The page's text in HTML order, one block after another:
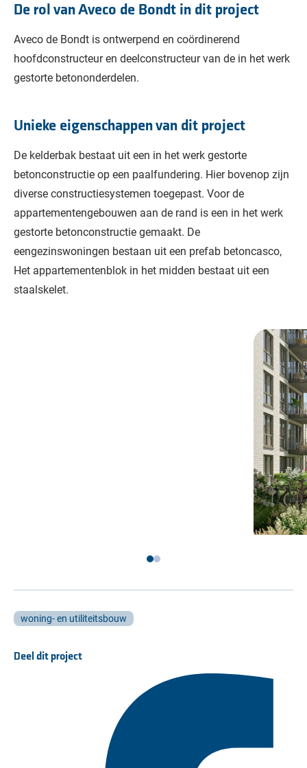
De rol van Aveco de Bondt in dit project
Aveco de Bondt is ontwerpend en coördinerend
hoofdconstructeur en deelconstructeur van de in het werk
gestorte betononderdelen.
Unieke eigenschappen van dit project
De kelderbak bestaat uit een in het werk gestorte
betonconstructie op een paalfundering. Hier bovenop zijn
diverse constructiesystemen toegepast. Voor de
appartementengebouwen aan de rand is een in het werk
gestorte betonconstructie gemaakt. De
eengezinswoningen bestaan uit een prefab betoncasco,
Het appartementenblok in het midden bestaat uit een
staalskelet.
woning- en utiliteitsbouw
Deel dit project